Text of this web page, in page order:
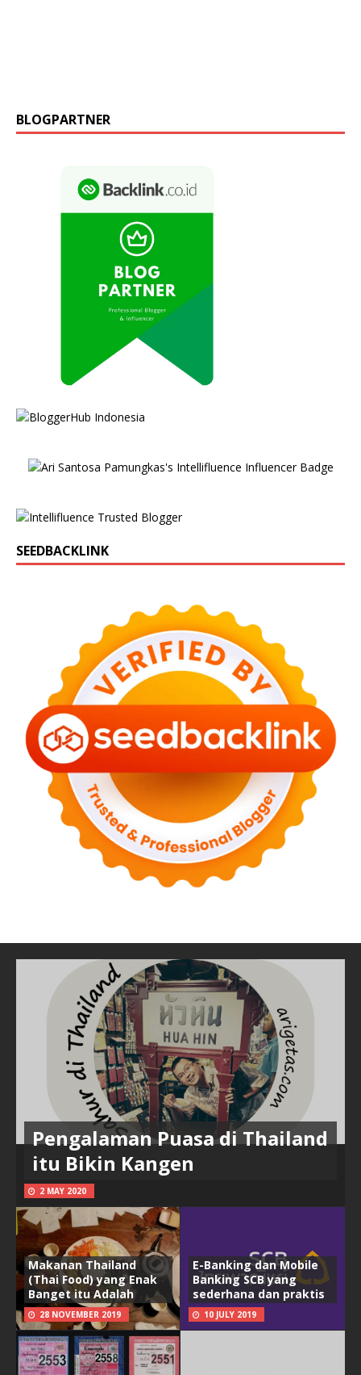
BLOGPARTNER
SEEDBACKLINK
Pengalaman Puasa di Thailand
itu Bikin Kangen
2 MAY 2020
Makanan Thailand
(Thai Food) yang Enak
Banget itu Adalah
28 NOVEMBER 2019
E-Banking dan Mobile
Banking SCB yang
sederhana dan praktis
10 JULY 2019